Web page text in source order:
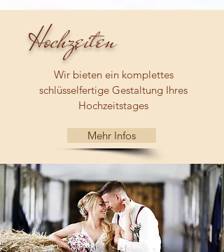
Hochzeiten
Wir bieten ein komplettes
schlüsselfertige Gestaltung Ihres
Hochzeitstages
Mehr Infos